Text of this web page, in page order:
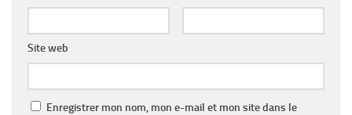
Site web
Enregistrer mon nom, mon e-mail et mon site dans le